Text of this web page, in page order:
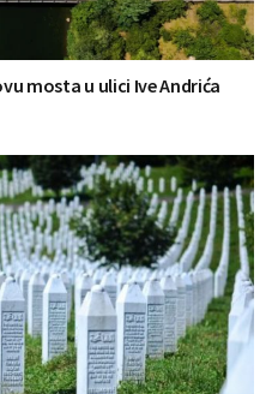
mosta u ulici Ive Andrića